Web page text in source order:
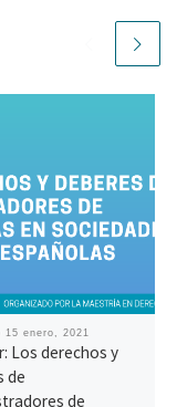
15 enero, 2021
Los derechos y
de
de